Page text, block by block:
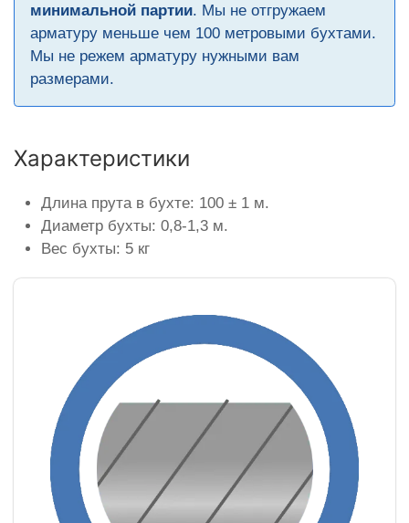
минимальной партии. Мы не отгружаем
арматуру меньше чем 100 метровыми бухтами.
Мы не режем арматуру нужными вам
размерами.
Характеристики
Длина прута в бухте: 100 ± 1 м.
Диаметр бухты: 0,8-1,3 м.
Вес бухты: 5 кг